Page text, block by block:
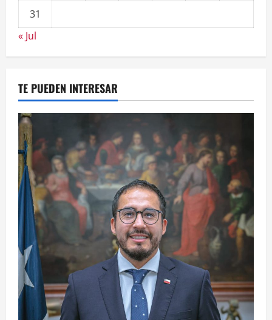
31
« Jul
TE PUEDEN INTERESAR